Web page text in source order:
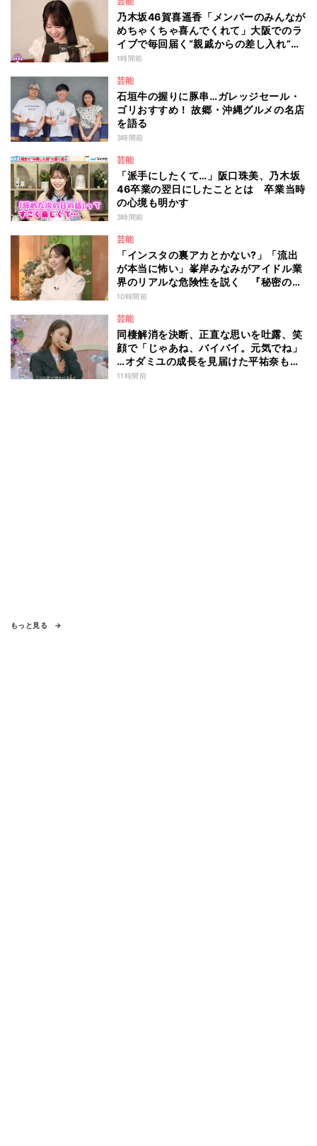
乃木坂46賀喜遥香「メンバーのみんなが
めちゃくちゃ喜んでくれて」大阪でのラ
イブで毎回届く“親戚からの差し入れ”と
は？
1時間前
芸能
石垣牛の握りに豚串…ガレッジセール・
ゴリおすすめ！ 故郷・沖縄グルメの名店
を語る
3時間前
芸能
「派手にしたくて…」阪口珠美、乃木坂
46卒業の翌日にしたこととは 卒業当時
の心境も明かす
3時間前
芸能
「インスタの裏アカとかない?」「流出
が本当に怖い」峯岸みなみがアイドル業
界のリアルな危険性を説く 『秘密のマ
マ園』特別編
10時間前
芸能
同棲解消を決断、正直な思いを吐露、笑
顔で「じゃあね、バイバイ。元気でね」
…オダミユの成長を見届けた平祐奈も思
わず涙 『ガールオアレディ3』
11時間前
もっと見る